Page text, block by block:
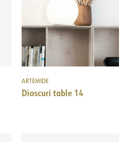
ARTEMIDE
Dioscuri table 14